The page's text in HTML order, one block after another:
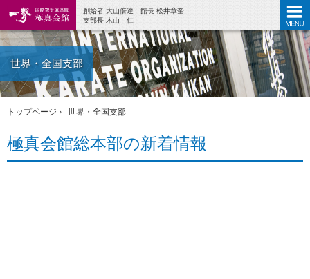
創始者 大山倍達 館長 松井章奎
支部長 木山 仁
世界・全国支部
トップページ 世界・全国支部
極真会館総本部の新着情報